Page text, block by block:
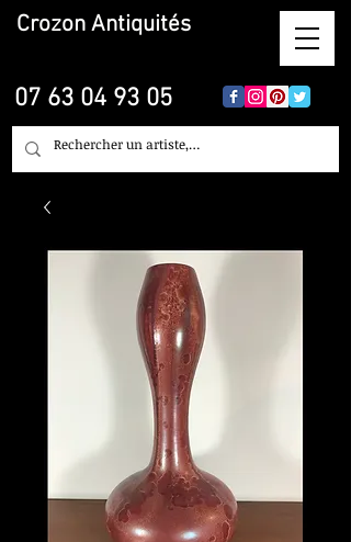
Crozon Antiquités
07 63 04 93 05